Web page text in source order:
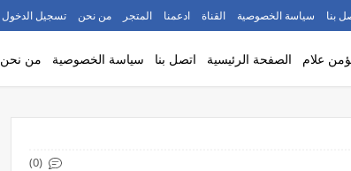
بنا سياسة الخصوصية القناة ادعمنا المتجر من نحن تسجيل الدخول
علام الصفحة الرئيسية اتصل بنا سياسة الخصوصية من نحن
(0)